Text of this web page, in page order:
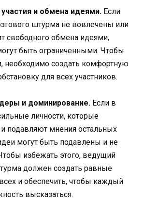
и обмена идеями. Если
штурма не вовлечены или
свободного обмена идеями,
быть ограниченными. Чтобы
необходимо создать комфортную
для всех участников.
и доминирование. Если в
личности, которые
подавляют мнения остальных
могут быть подавлены и не
избежать этого, ведущий
должен создать равные
и обеспечить, чтобы каждый
высказаться.